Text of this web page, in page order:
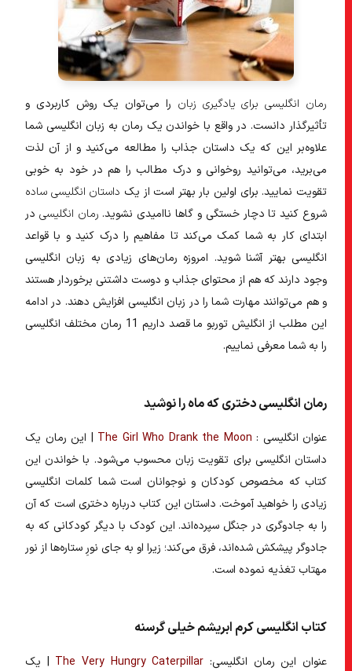
رمان انگلیسی برای یادگیری زبان را می‌توان یک روش کاربردی و
تأثیر‌گذار دانست. در واقع با خواندن یک رمان به زبان انگلیسی شما
علاوه‌بر این که یک داستان جذاب را مطالعه می‌کنید و از آن لذت
می‌برید، می‌توانید روخوانی و درک مطالب را هم در خود به خوبی
تقویت نمایید. برای اولین بار بهتر است از یکداستان انگلیسی ساده
شروع کنید تا دچار خستگی و گاها ناامیدی نشوید.رمان انگلیسیدر
ابتدای کار به شما کمک می‌کند تا مفاهیم را درک کنید و با قواعد
انگلیسی بهتر آشنا شوید. امروزه رمان‌های زیادی به زبان انگلیسی
وجود دارند که هم از محتوای جذاب و دوست داشتنی برخوردار هستند
و هم می‌توانند مهارت شما را در زبان انگلیسی افزایش دهند. در ادامه
این مطلب از انگلیش توربو ما قصد داریم 11 رمان مختلف انگلیسی
را به شما معرفی نماییم.
رمان انگلیسی دختری که ماه را نوشید
عنوان انگلیسی : The Girl Who Drank the Moon| این رمان یک
داستان انگلیسی برای تقویت زبانمحسوب می‌شود. با خواندن این
کتاب که مخصوص کودکان و نوجوانان است شما کلمات انگلیسی
زیادی را خواهید آموخت. داستان این کتاب درباره دختری است که آن
را به جادوگری در جنگل سپرده‌اند. این کودک با دیگر کودکانی که به
جادوگر پیشکش شده‌اند، فرق می‌کند؛ زیرا او به جای نورِ ستاره‌ها از نور
مهتاب تغذیه نموده است.
کتاب انگلیسی کرم ابریشم خیلی گرسنه
عنوان این رمان انگلیسی:The Very Hungry Caterpillar| یک